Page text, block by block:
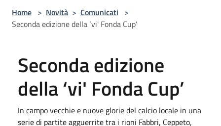
Home > Novità > Comunicati >
Seconda edizione della ‘vi' Fonda Cup’
Seconda edizione
della ‘vi' Fonda Cup’
In campo vecchie e nuove glorie del calcio locale in una
serie di partite agguerrite tra i rioni Fabbri, Ceppeto,